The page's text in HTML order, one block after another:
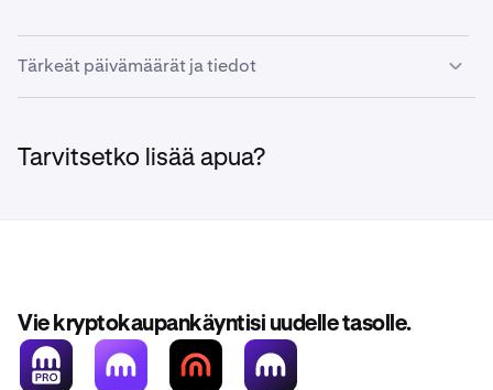
Tärkeät päivämäärät ja tiedot
toimenpiteet ennen seuraavia määräaikoja.
nostot keskeytetään, jamarginaalipositiot suljetaan.
Marginaalimarkkinat poistetaan pörssilistalta.
Tarvitsetko lisää apua?
Vie kryptokaupankäyntisi uudelle tasolle.